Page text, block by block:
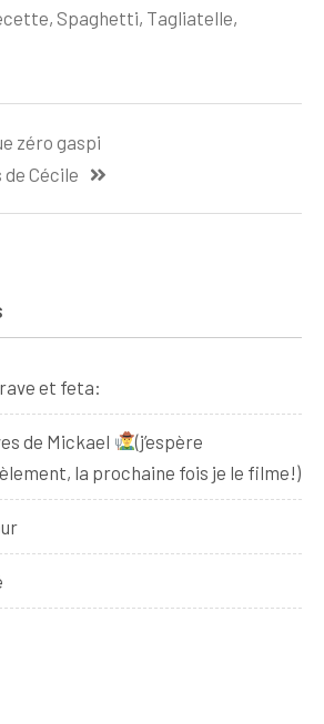
, Spaghetti, Tagliatelle,
zéro gaspi
Cécile
et feta:
de Mickael
(j’espère
la prochaine fois je le filme!)